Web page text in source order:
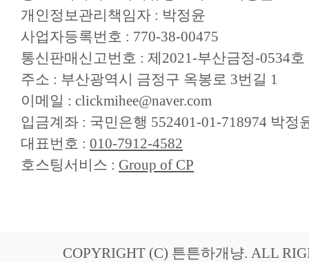
개인정보관리책임자 : 박정윤
사업자등록번호 : 770-38-00475
통신판매신고번호 : 제2021-부산금정-0534호
주소 : 부산광역시 금정구 옥봉로 3번길 1
이메일 : clickmihee@naver.com
입금계좌 : 국민은행 552401-01-718974 박정
대표번호 : 010-7912-4582
호스팅서비스 : Group of CP
COPYRIGHT (C) 튼튼하개냥. ALL